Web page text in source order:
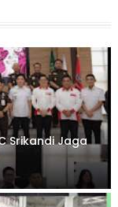
Srikandi Jaga